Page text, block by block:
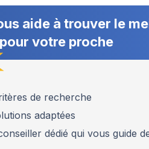
aide à trouver le
votre proche
de recherche
adaptées
dédié qui vous guide